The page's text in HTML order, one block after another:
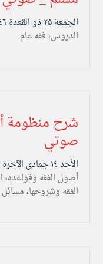
الجمعة ۲۵ ذو القعدة ۱٤٤٦ هـ الموافق ۲۳ مايو ۲۰۲۵ مـ |
الدروس،فقه عام
شرح منظومة
صوتي
الأحد ۱٤ جمادى الآخرة ۱٤٤٦ هـ الموافق ۱۵ ديسمبر ۲۰۲٤ مـ |
أصول الفقه وقواعده،
الفقه وشروحها،